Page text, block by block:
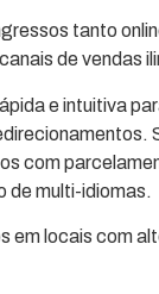
tanto
de vendas
e intuitiva
com
de multi-idiomas.
em locais com